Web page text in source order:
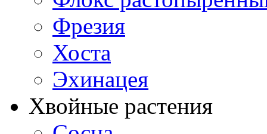
Фрезия
Хоста
Эхинацея
Хвойные растения